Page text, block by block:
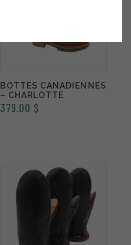
BOTTES CANADIENNES
– CHARLOTTE
379.00 $